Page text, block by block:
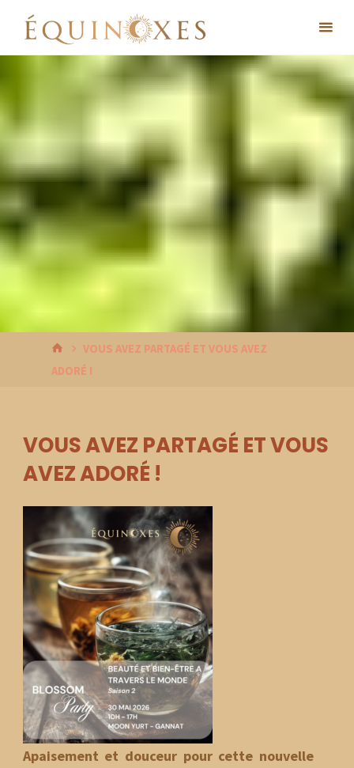
content
HOMEVOUS AVEZ PARTAGÉ ET VOUS AVEZ
ADORÉ !
VOUS AVEZ PARTAGÉ ET VOUS
AVEZ ADORÉ !
Apaisement et douceur pour cette nouvelle